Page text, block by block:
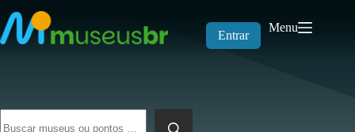
para
o
conteúdo
Entrar
Menu
resultados